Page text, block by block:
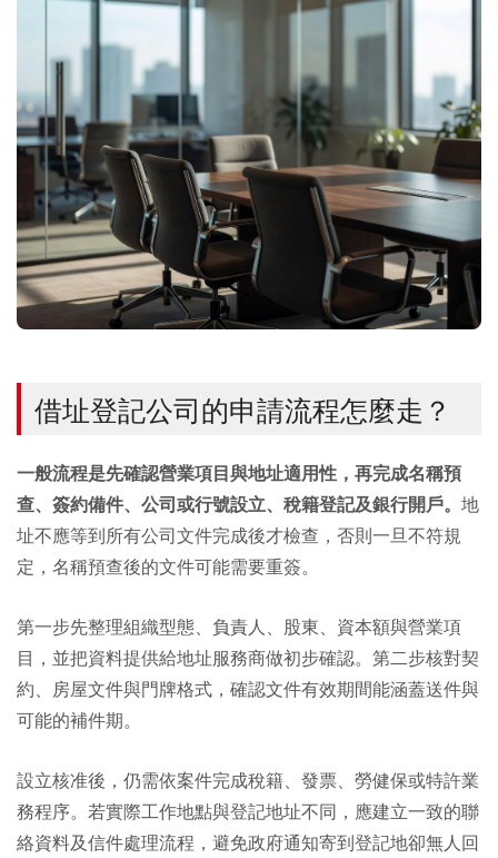
借址登記公司的申請流程怎麼走？
一般流程是先確認營業項目與地址適用性，再完成名稱預
查、簽約備件、公司或行號設立、稅籍登記及銀行開戶。 地
址不應等到所有公司文件完成後才檢查，否則一旦不符規
定，名稱預查後的文件可能需要重簽。
第一步先整理組織型態、負責人、股東、資本額與營業項
目，並把資料提供給地址服務商做初步確認。第二步核對契
約、房屋文件與門牌格式，確認文件有效期間能涵蓋送件與
可能的補件期。
設立核准後，仍需依案件完成稅籍、發票、勞健保或特許業
務程序。若實際工作地點與登記地址不同，應建立一致的聯
絡資料及信件處理流程，避免政府通知寄到登記地卻無人回